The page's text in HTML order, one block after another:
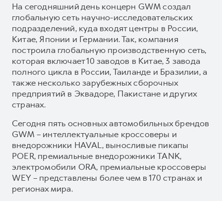
На сегодняшний день концерн GWM создал
глобальную сеть научно-исследовательских
подразделений, куда входят центры в России,
Китае, Японии и Германии. Так, компания
построила глобальную производственную сеть,
которая включает 10 заводов в Китае, 3 завода
полного цикла в России, Таиланде и Бразилии, а
также несколько зарубежных сборочных
предприятий в Эквадоре, Пакистане и других
странах.
Сегодня пять основных автомобильных брендов
GWM – интеллектуальные кроссоверы и
внедорожники HAVAL, выносливые пикапы
POER, премиальные внедорожники TANK,
электромобили ORA, премиальные кроссоверы
WEY – представлены более чем в 170 странах и
регионах мира.